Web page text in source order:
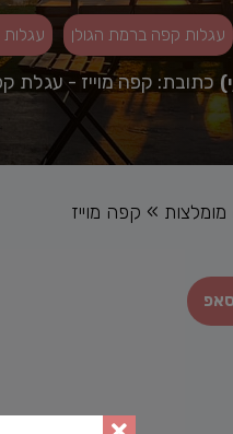
עגלות קפה ברמת הגולן
כתובת: קפה מוייז - עגלת
» קפה מוייז